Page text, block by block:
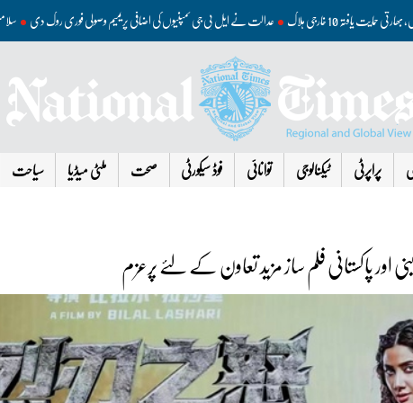
بھارتی حمایت یافتہ 10 خارجی ہلاک عدالت نے ایل پی جی کمپنیوں کی اضافی پریمیم وصولی فوری روک دی
پراپرٹی ٹیکنالوجی توانائی فوڈ سیکورٹی صحت ملٹی میڈیا سیاحت
اور پاکستانی فلم ساز مزید تعاون کے لئے پرعزم